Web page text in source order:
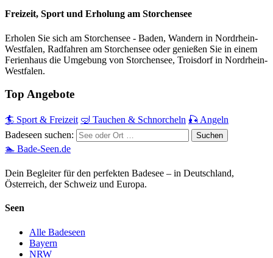
Freizeit, Sport und Erholung am Storchensee
Erholen Sie sich am Storchensee - Baden, Wandern in Nordrhein-
Westfalen, Radfahren am Storchensee oder genießen Sie in einem
Ferienhaus die Umgebung von Storchensee, Troisdorf in Nordrhein-
Westfalen.
Top Angebote
🏄 Sport & Freizeit 🤿 Tauchen & Schnorcheln 🎣 Angeln
Badeseen suchen:
🏊 Bade-Seen.de
Dein Begleiter für den perfekten Badesee – in Deutschland,
Österreich, der Schweiz und Europa.
Seen
Alle Badeseen
Bayern
NRW